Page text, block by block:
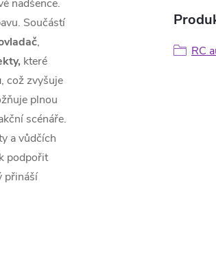
nadšence.
Součástí
,
které
, což zvyšuje
plnou
scénáře.
a vůdčích
podpořit
přináší
RC